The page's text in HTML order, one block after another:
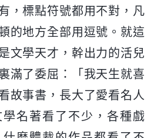
，標點符號都用不對，凡
的地方全部用逗號。就這
文學天才，幹出力的活兒
滿了委屈：「我天生就喜
故事書，長大了愛看名人
名著看了不少，各種戲